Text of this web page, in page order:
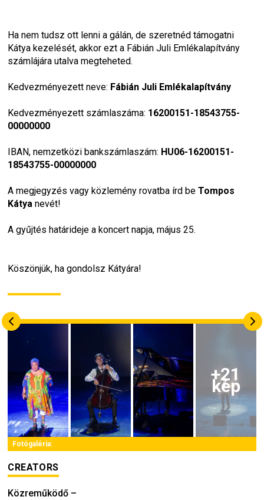
Ha nem tudsz ott lenni a gálán, de szeretnéd támogatni
Kátya kezelését, akkor ezt a Fábián Juli Emlékalapítvány
számlájára utalva megteheted.
Kedvezményezett neve: Fábián Juli Emlékalapítvány
Kedvezményezett számlaszáma: 16200151-18543755-
00000000
IBAN, nemzetközi bankszámlaszám: HU06-16200151-
18543755-00000000
A megjegyzés vagy közlemény rovatba írd be Tompos
Kátya nevét!
A gyűjtés határideje a koncert napja, május 25.
Köszönjük, ha gondolsz Kátyára!
+21
kép
Fotógaléria:
CREATORS
Közreműködő –